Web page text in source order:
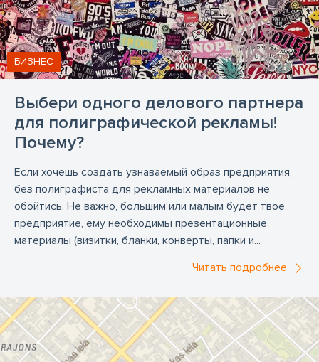
Выбери одного делового партнера
для полиграфической рекламы!
Почему?
БИЗНЕС
Если хочешь создать узнаваемый образ предприятия,
без полиграфиста для рекламных материалов не
обойтись. Не важно, большим или малым будет твое
предприятие, ему необходимы презентационные
материалы (визитки, бланки, конверты, папки и...
Читать подробнее